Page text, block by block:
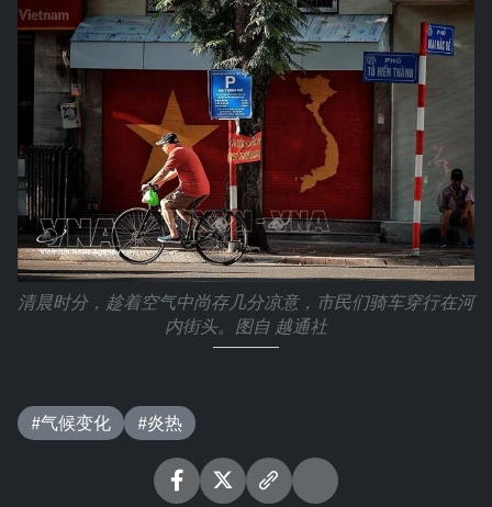
清晨时分，趁着空气中尚存几分凉意，市民们骑车穿行在河
内街头。图自 越通社
#气候变化 #炎热